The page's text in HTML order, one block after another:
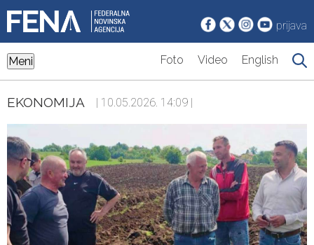
prijava
Meni Foto Video English
EKONOMIJA | 10.05.2026. 14:09 |